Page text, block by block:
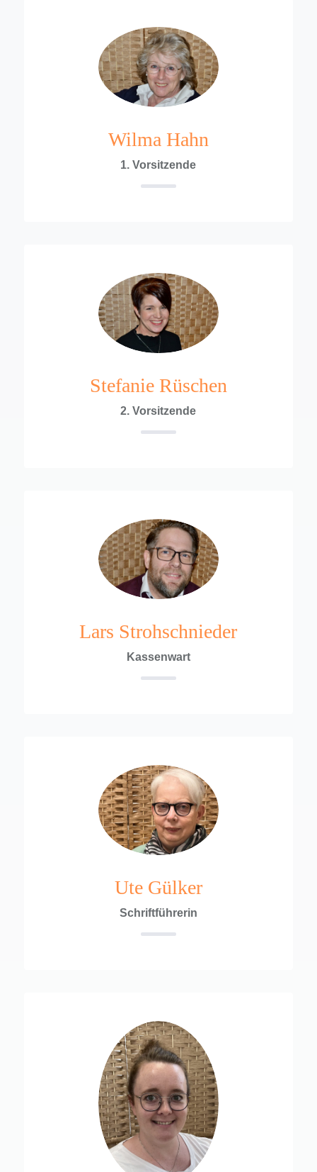
Wilma Hahn
1. Vorsitzende
Stefanie Rüschen
2. Vorsitzende
Lars Strohschnieder
Kassenwart
Ute Gülker
Schriftführerin